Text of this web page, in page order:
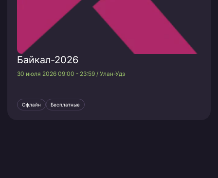
Байкал-2026
30 июля 2026 09:00 - 23:59 / Улан-Удэ
Офлайн Бесплатные